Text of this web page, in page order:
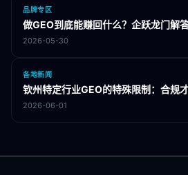
品牌专区
做GEO到底能赚回什么？企跃龙门解
2026-05-30
各地新闻
钦州特定行业GEO的特殊限制：合规
2026-06-01